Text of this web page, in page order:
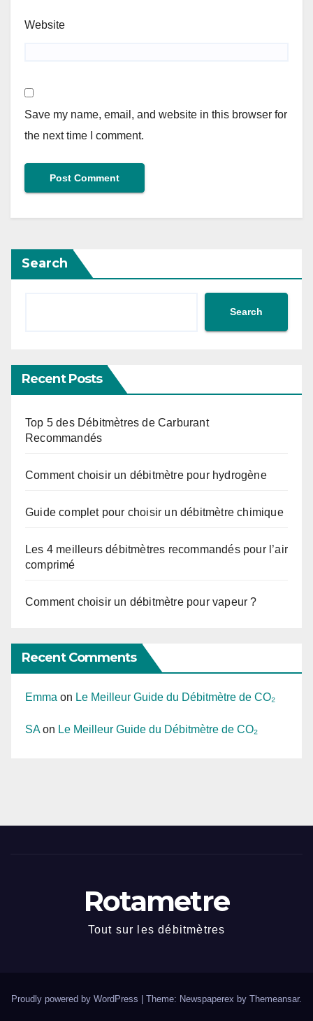
Website
Save my name, email, and website in this browser for
the next time I comment.
Search
Search
Recent Posts
Top 5 des Débitmètres de Carburant
Recommandés
Comment choisir un débitmètre pour hydrogène
Guide complet pour choisir un débitmètre chimique
Les 4 meilleurs débitmètres recommandés pour l’air
comprimé
Comment choisir un débitmètre pour vapeur ?
Recent Comments
Emma on Le Meilleur Guide du Débitmètre de CO₂
SAon Le Meilleur Guide du Débitmètre de CO₂
Rotametre
Tout sur les débitmètres
Proudly powered by WordPress | Theme: Newspaperex by Themeansar.